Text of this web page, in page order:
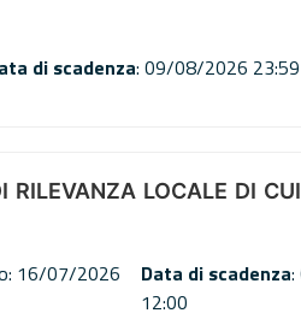
di scadenza: 09/08/2026 23:59
RILEVANZA LOCALE DI
16/07/2026
Data di scadenza
12:00